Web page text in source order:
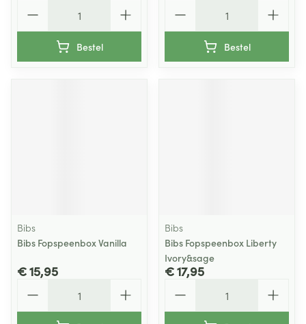
Bestel Bestel
Bibs
Bibs Fopspeenbox Vanilla
€ 15,95
Bibs
Bibs Fopspeenbox Liberty
Ivory&sage
€ 17,95